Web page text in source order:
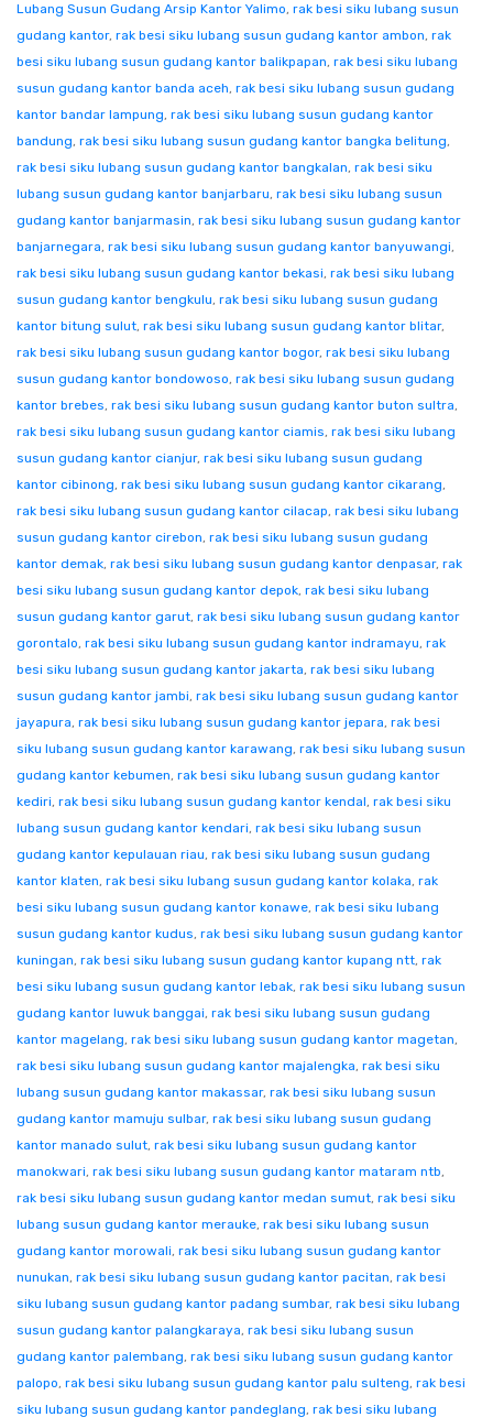
Lubang Susun Gudang Arsip Kantor Yalimo, rak besi siku lubang susun
gudang kantor, rak besi siku lubang susun gudang kantor ambon, rak
besi siku lubang susun gudang kantor balikpapan, rak besi siku lubang
susun gudang kantor banda aceh, rak besi siku lubang susun gudang
kantor bandar lampung, rak besi siku lubang susun gudang kantor
bandung, rak besi siku lubang susun gudang kantor bangka belitung,
rak besi siku lubang susun gudang kantor bangkalan, rak besi siku
lubang susun gudang kantor banjarbaru, rak besi siku lubang susun
gudang kantor banjarmasin, rak besi siku lubang susun gudang kantor
banjarnegara, rak besi siku lubang susun gudang kantor banyuwangi,
rak besi siku lubang susun gudang kantor bekasi, rak besi siku lubang
susun gudang kantor bengkulu, rak besi siku lubang susun gudang
kantor bitung sulut, rak besi siku lubang susun gudang kantor blitar,
rak besi siku lubang susun gudang kantor bogor, rak besi siku lubang
susun gudang kantor bondowoso, rak besi siku lubang susun gudang
kantor brebes, rak besi siku lubang susun gudang kantor buton sultra,
rak besi siku lubang susun gudang kantor ciamis, rak besi siku lubang
susun gudang kantor cianjur, rak besi siku lubang susun gudang
kantor cibinong, rak besi siku lubang susun gudang kantor cikarang,
rak besi siku lubang susun gudang kantor cilacap, rak besi siku lubang
susun gudang kantor cirebon, rak besi siku lubang susun gudang
kantor demak, rak besi siku lubang susun gudang kantor denpasar, rak
besi siku lubang susun gudang kantor depok, rak besi siku lubang
susun gudang kantor garut, rak besi siku lubang susun gudang kantor
gorontalo, rak besi siku lubang susun gudang kantor indramayu, rak
besi siku lubang susun gudang kantor jakarta, rak besi siku lubang
susun gudang kantor jambi, rak besi siku lubang susun gudang kantor
jayapura, rak besi siku lubang susun gudang kantor jepara, rak besi
siku lubang susun gudang kantor karawang, rak besi siku lubang susun
gudang kantor kebumen, rak besi siku lubang susun gudang kantor
kediri, rak besi siku lubang susun gudang kantor kendal, rak besi siku
lubang susun gudang kantor kendari, rak besi siku lubang susun
gudang kantor kepulauan riau, rak besi siku lubang susun gudang
kantor klaten, rak besi siku lubang susun gudang kantor kolaka, rak
besi siku lubang susun gudang kantor konawe, rak besi siku lubang
susun gudang kantor kudus, rak besi siku lubang susun gudang kantor
kuningan, rak besi siku lubang susun gudang kantor kupang ntt, rak
besi siku lubang susun gudang kantor lebak, rak besi siku lubang susun
gudang kantor luwuk banggai, rak besi siku lubang susun gudang
kantor magelang, rak besi siku lubang susun gudang kantor magetan,
rak besi siku lubang susun gudang kantor majalengka, rak besi siku
lubang susun gudang kantor makassar, rak besi siku lubang susun
gudang kantor mamuju sulbar, rak besi siku lubang susun gudang
kantor manado sulut, rak besi siku lubang susun gudang kantor
manokwari, rak besi siku lubang susun gudang kantor mataram ntb,
rak besi siku lubang susun gudang kantor medan sumut, rak besi siku
lubang susun gudang kantor merauke, rak besi siku lubang susun
gudang kantor morowali, rak besi siku lubang susun gudang kantor
nunukan, rak besi siku lubang susun gudang kantor pacitan, rak besi
siku lubang susun gudang kantor padang sumbar, rak besi siku lubang
susun gudang kantor palangkaraya, rak besi siku lubang susun
gudang kantor palembang, rak besi siku lubang susun gudang kantor
palopo, rak besi siku lubang susun gudang kantor palu sulteng, rak besi
siku lubang susun gudang kantor pandeglang, rak besi siku lubang